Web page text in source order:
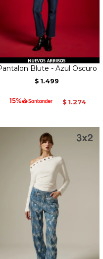
Blute - Azul Oscuro
$ 1.499
$ 1.274